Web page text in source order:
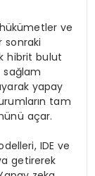
ve
sonraki
hibrit bulut
sağlam
yapay
tam
açar.
IDE ve
getirerek